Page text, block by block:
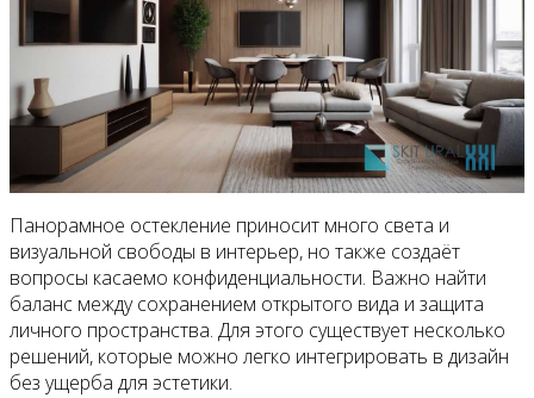
Панорамное остекление приносит много света и
визуальной свободы в интерьер, но также создаёт
вопросы касаемо конфиденциальности. Важно найти
баланс между сохранением открытого вида и защита
личного пространства. Для этого существует несколько
решений, которые можно легко интегрировать в дизайн
без ущерба для эстетики.